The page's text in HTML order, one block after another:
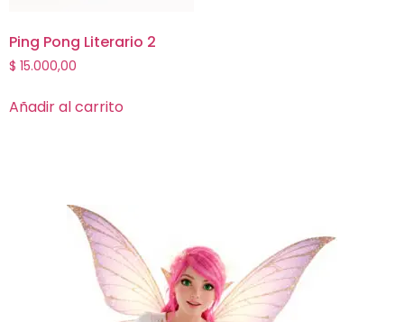
Ping Pong Literario 2
$ 15.000,00
Añadir al carrito